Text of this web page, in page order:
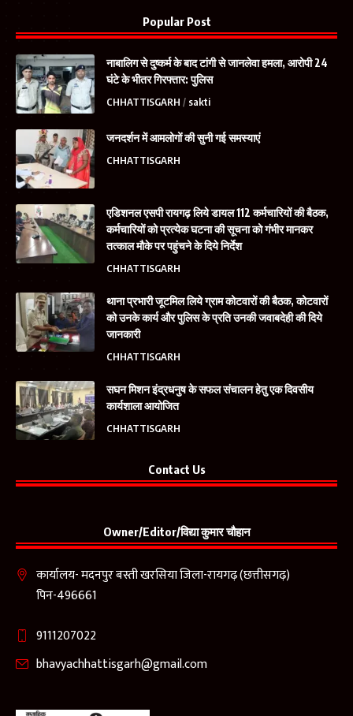
Popular Post
नाबालिग से दुष्कर्म के बाद टांगी से जानलेवा हमला, आरोपी 24
घंटे के भीतर गिरफ्तार: पुलिस
CHHATTISGARH sakti
जनदर्शन में आमलोगों की सुनी गई समस्याएं
CHHATTISGARH
एडिशनल एसपी रायगढ़ लिये डायल 112 कर्मचारियों की बैठक,
कर्मचारियों को प्रत्येक घटना की सूचना को गंभीर मानकर
तत्काल मौके पर पहुंचने के दिये निर्देश
CHHATTISGARH
थाना प्रभारी जूटमिल लिये ग्राम कोटवारों की बैठक, कोटवारों
को उनके कार्य और पुलिस के प्रति उनकी जवाबदेही की दिये
जानकारी
CHHATTISGARH
सघन मिशन इंद्रधनुष के सफल संचालन हेतु एक दिवसीय
कार्यशाला आयोजित
CHHATTISGARH
Contact Us
Owner/Editor/विद्या कुमार चौहान
कार्यालय- मदनपुर बस्ती खरसिया जिला-रायगढ़ (छत्तीसगढ़)
पिन-496661
9111207022
bhavyachhattisgarh@gmail.com